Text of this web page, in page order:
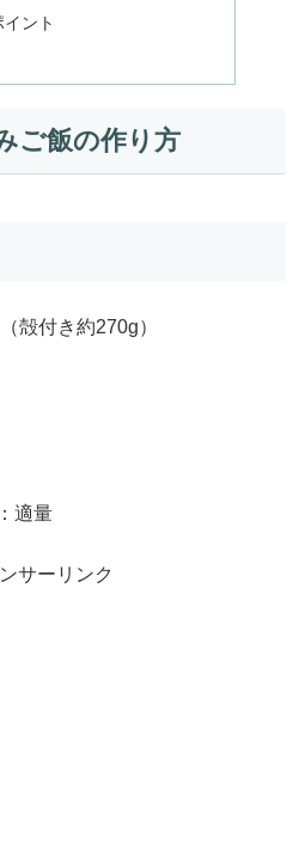
ント
ご飯の作り方
殻付き約270g）
適量
サーリンク